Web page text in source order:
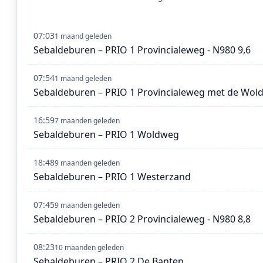
07:031 maand geleden
Sebaldeburen – PRIO 1 Provincialeweg - N980 9,6
07:541 maand geleden
Sebaldeburen – PRIO 1 Provincialeweg met de
16:597 maanden geleden
Sebaldeburen – PRIO 1 Woldweg
18:489 maanden geleden
Sebaldeburen – PRIO 1 Westerzand
07:459 maanden geleden
Sebaldeburen – PRIO 2 Provincialeweg - N980 8,8
08:2310 maanden geleden